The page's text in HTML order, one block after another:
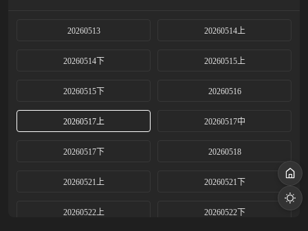
20260513 20260514上
20260514下 20260515上
20260515下 20260516
20260517上 20260517中
20260517下 20260518
20260521上 20260521下
20260522上 20260522下